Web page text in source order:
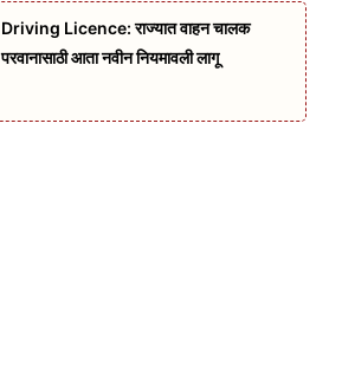
Driving Licence: राज्यात वाहन चालक
परवानासाठी आता नवीन नियमावली लागू